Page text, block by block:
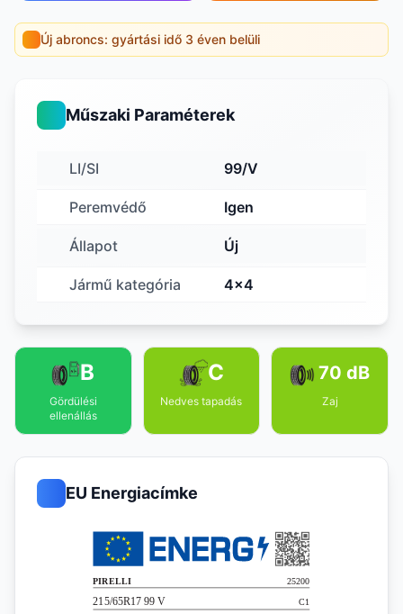
Új abroncs: gyártási idő 3 éven belüli
Műszaki Paraméterek
LI/SI 99/V
Peremvédő Igen
Állapot Új
Jármű kategória 4x4
B
Gördülési
ellenállás
C
Nedves tapadás
70 dB
Zaj
EU Energiacímke